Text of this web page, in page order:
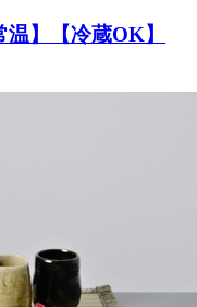
】【冷蔵OK】